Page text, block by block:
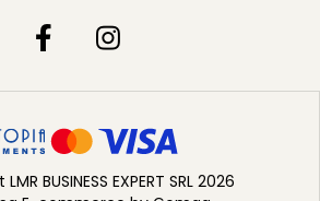
BUSINESS EXPERT SRL 2026